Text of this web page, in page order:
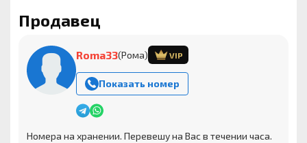
Продавец
Roma33(Рома) VIP
Показать номер
Номера на хранении. Перевешу на Вас в течении часа.